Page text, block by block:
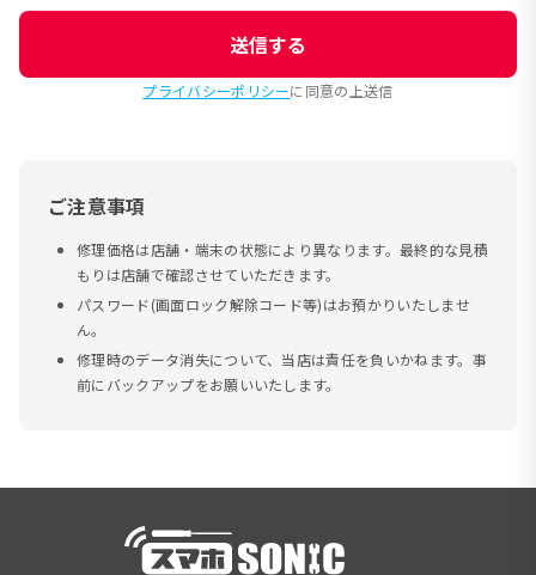
送信する
プライバシーポリシーに同意の上送信
ご注意事項
修理価格は店舗・端末の状態により異なります。最終的な見積
もりは店舗で確認させていただきます。
パスワード(画面ロック解除コード等)はお預かりいたしませ
ん。
修理時のデータ消失について、当店は責任を負いかねます。事
前にバックアップをお願いいたします。